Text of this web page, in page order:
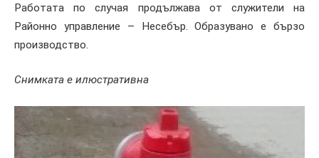
Работата по случая продължава от служители на
Районно управление – Несебър. Образувано е бързо
производство.
Снимката е илюстративна